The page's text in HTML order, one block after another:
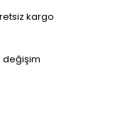
kargo
değişim